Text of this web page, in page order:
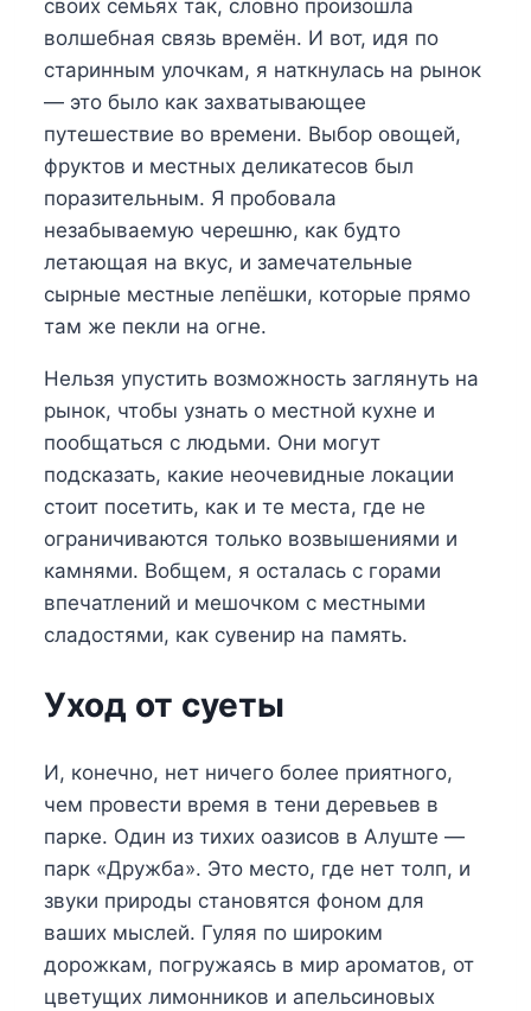
своих семьях так, словно произошла
волшебная связь времён. И вот, идя по
старинным улочкам, я наткнулась на рынок
— это было как захватывающее
путешествие во времени. Выбор овощей,
фруктов и местных деликатесов был
поразительным. Я пробовала
незабываемую черешню, как будто
летающая на вкус, и замечательные
сырные местные лепёшки, которые прямо
там же пекли на огне.
Нельзя упустить возможность заглянуть на
рынок, чтобы узнать о местной кухне и
пообщаться с людьми. Они могут
подсказать, какие неочевидные локации
стоит посетить, как и те места, где не
ограничиваются только возвышениями и
камнями. Вобщем, я осталась с горами
впечатлений и мешочком с местными
сладостями, как сувенир на память.
Уход от суеты
И, конечно, нет ничего более приятного,
чем провести время в тени деревьев в
парке. Один из тихих оазисов в Алуште —
парк «Дружба». Это место, где нет толп, и
звуки природы становятся фоном для
ваших мыслей. Гуляя по широким
дорожкам, погружаясь в мир ароматов, от
цветущих лимонников и апельсиновых